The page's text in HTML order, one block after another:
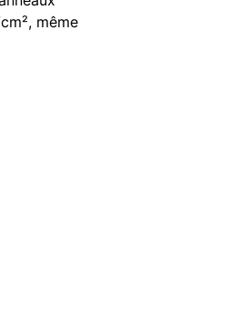
même